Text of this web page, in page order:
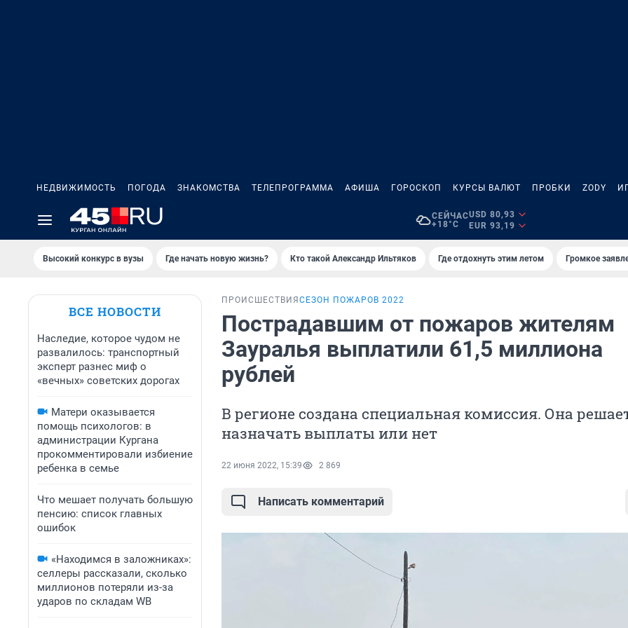
НЕДВИЖИМОСТЬ ПОГОДА ЗНАКОМСТВА ТЕЛЕПРОГРАММА АФИША ГОРОСКОП КУРСЫ ВАЛЮТ ПРОБКИ ZODY
СЕЙЧАС
+18°C
USD 80,93
EUR 93,19
Высокий конкурс в вузы Где начать новую жизнь? Кто такой Александр Ильтяков Где отдохнуть этим летом Громкое
ВСЕ НОВОСТИ
Наследие, которое чудом не
развалилось: транспортный
эксперт разнес миф о
«вечных» советских дорогах
Матери оказывается
помощь психологов: в
администрации Кургана
прокомментировали избиение
ребенка в семье
Что мешает получать большую
пенсию: список главных
ошибок
«Находимся в заложниках»:
селлеры рассказали, сколько
миллионов потеряли из-за
ударов по складам WB
ПРОИСШЕСТВИЯ СЕЗОН ПОЖАРОВ 2022
Пострадавшим от пожаров жителям
Зауралья выплатили 61,5 миллиона
рублей
В регионе создана специальная комиссия. Она
назначать выплаты или нет
22 июня 2022, 15:39 2 869
Написать комментарий